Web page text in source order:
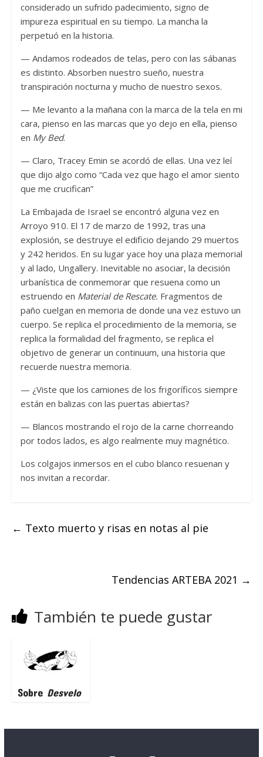
considerado un sufrido padecimiento, signo de
impureza espiritual en su tiempo. La mancha la
perpetuó en la historia.
— Andamos rodeados de telas, pero con las sábanas
es distinto. Absorben nuestro sueño, nuestra
transpiración nocturna y mucho de nuestro sexos.
— Me levanto a la mañana con la marca de la tela en mi
cara, pienso en las marcas que yo dejo en ella, pienso
en My Bed.
— Claro, Tracey Emin se acordó de ellas. Una vez leí
que dijo algo como “Cada vez que hago el amor siento
que me crucifican”
La Embajada de Israel se encontró alguna vez en
Arroyo 910. El 17 de marzo de 1992, tras una
explosión, se destruye el edificio dejando 29 muertos
y 242 heridos. En su lugar yace hoy una plaza memorial
y al lado, Ungallery. Inevitable no asociar, la decisión
urbanística de conmemorar que resuena como un
estruendo en Material de Rescate. Fragmentos de
paño cuelgan en memoria de donde una vez estuvo un
cuerpo. Se replica el procedimiento de la memoria, se
replica la formalidad del fragmento, se replica el
objetivo de generar un continuum, una historia que
recuerde nuestra memoria.
— ¿Viste que los camiones de los frigoríficos siempre
están en balizas con las puertas abiertas?
— Blancos mostrando el rojo de la carne chorreando
por todos lados, es algo realmente muy magnético.
Los colgajos inmersos en el cubo blanco resuenan y
nos invitan a recordar.
← Texto muerto y risas en notas al pie
Tendencias ARTEBA 2021 →
También te puede gustar
Sobre Desvelo